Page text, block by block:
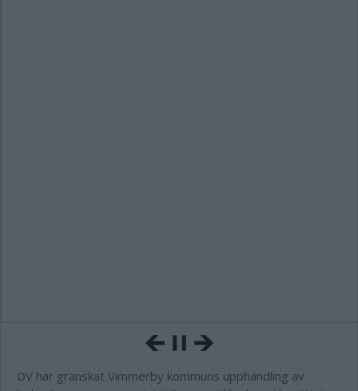
DV har granskat Vimmerby kommuns upphandling av